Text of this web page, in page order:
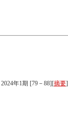
2024年1期 [79－88][摘要